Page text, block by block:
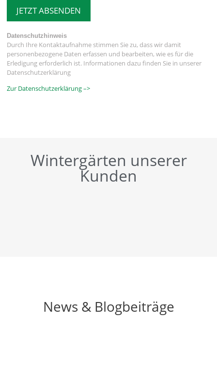
JETZT ABSENDEN
Datenschutzhinweis
Durch Ihre Kontaktaufnahme stimmen Sie zu, dass wir damit
personenbezogene Daten erfassen und bearbeiten, wie es für die
Erledigung erforderlich ist. Informationen dazu finden Sie in unserer
Datenschutzerklärung
Zur Datenschutzerklärung –>
Wintergärten unserer
Kunden
News & Blogbeiträge